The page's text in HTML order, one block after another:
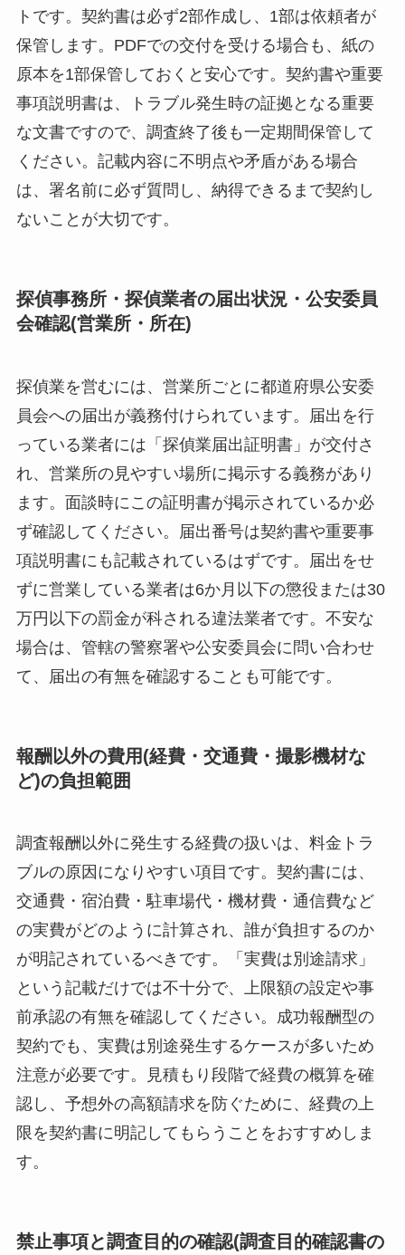
トです。契約書は必ず2部作成し、1部は依頼者が
保管します。PDFでの交付を受ける場合も、紙の
原本を1部保管しておくと安心です。契約書や重要
事項説明書は、トラブル発生時の証拠となる重要
な文書ですので、調査終了後も一定期間保管して
ください。記載内容に不明点や矛盾がある場合
は、署名前に必ず質問し、納得できるまで契約し
ないことが大切です。
探偵事務所・探偵業者の届出状況・公安委員
会確認(営業所・所在)
探偵業を営むには、営業所ごとに都道府県公安委
員会への届出が義務付けられています。届出を行
っている業者には「探偵業届出証明書」が交付さ
れ、営業所の見やすい場所に掲示する義務があり
ます。面談時にこの証明書が掲示されているか必
ず確認してください。届出番号は契約書や重要事
項説明書にも記載されているはずです。届出をせ
ずに営業している業者は6か月以下の懲役または30
万円以下の罰金が科される違法業者です。不安な
場合は、管轄の警察署や公安委員会に問い合わせ
て、届出の有無を確認することも可能です。
報酬以外の費用(経費・交通費・撮影機材な
ど)の負担範囲
調査報酬以外に発生する経費の扱いは、料金トラ
ブルの原因になりやすい項目です。契約書には、
交通費・宿泊費・駐車場代・機材費・通信費など
の実費がどのように計算され、誰が負担するのか
が明記されているべきです。「実費は別途請求」
という記載だけでは不十分で、上限額の設定や事
前承認の有無を確認してください。成功報酬型の
契約でも、実費は別途発生するケースが多いため
注意が必要です。見積もり段階で経費の概算を確
認し、予想外の高額請求を防ぐために、経費の上
限を契約書に明記してもらうことをおすすめしま
す。
禁止事項と調査目的の確認(調査目的確認書の